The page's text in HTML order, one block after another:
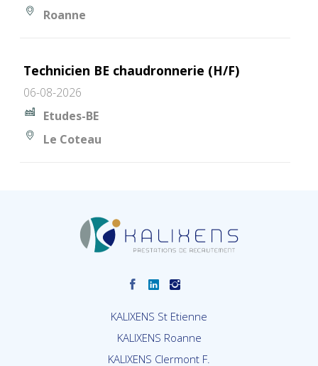
Roanne
Technicien BE chaudronnerie (H/F)
06-08-2026
Etudes-BE
Le Coteau
KALIXENS St Etienne
KALIXENS Roanne
KALIXENS Clermont F.